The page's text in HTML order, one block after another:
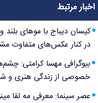
اخبار مرتبط
کیسان دیباج با موهای
در کنار عکس‌های متفاوت
بیوگرافی مهسا کرامتی:
خصوصی از زندگی هنری
عصر سینما: معرفی مه لقا